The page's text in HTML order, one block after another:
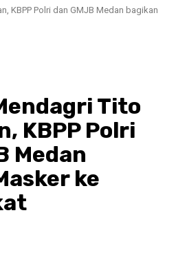
KBPP Polri dan GMJB Medan bagikan
Tito
KBPP Polri
Medan
ke